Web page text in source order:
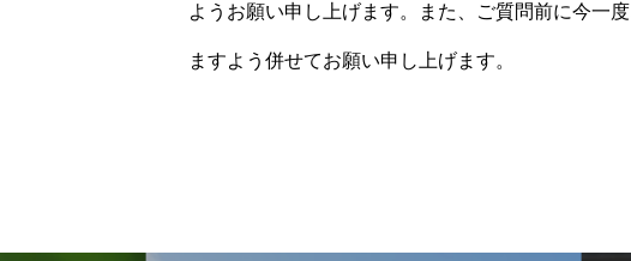
ようお願い申し上げます。また、ご質問前に今一
ますよう併せてお願い申し上げます。